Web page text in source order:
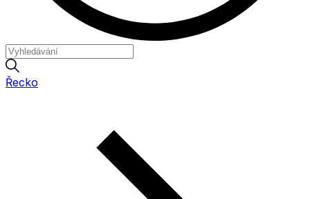
Řecko